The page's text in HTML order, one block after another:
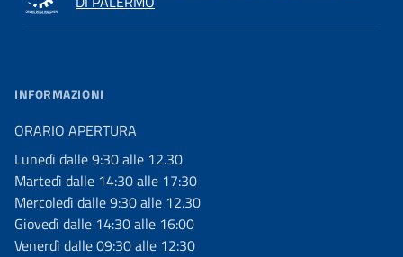
INFORMAZIONI
ORARIO APERTURA
Lunedì dalle 9:30 alle 12.30
Martedì dalle 14:30 alle 17:30
Mercoledì dalle 9:30 alle 12.30
Giovedì dalle 14:30 alle 16:00
Venerdì dalle 09:30 alle 12:30